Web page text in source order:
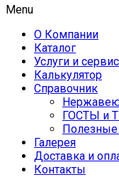
Menu
О Компании
Каталог
Услуги и сервис
Калькулятор
Справочник
ГОСТЫ и
Полезные
Галерея
Доставка и
Контакты